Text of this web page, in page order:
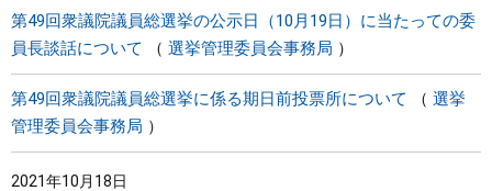
第49回衆議院議員総選挙の公示日（10月19日）に当たっての委
員長談話について
選挙管理委員会事務局
第49回衆議院議員総選挙に係る期日前投票所について
選挙
管理委員会事務局
2021年10月18日